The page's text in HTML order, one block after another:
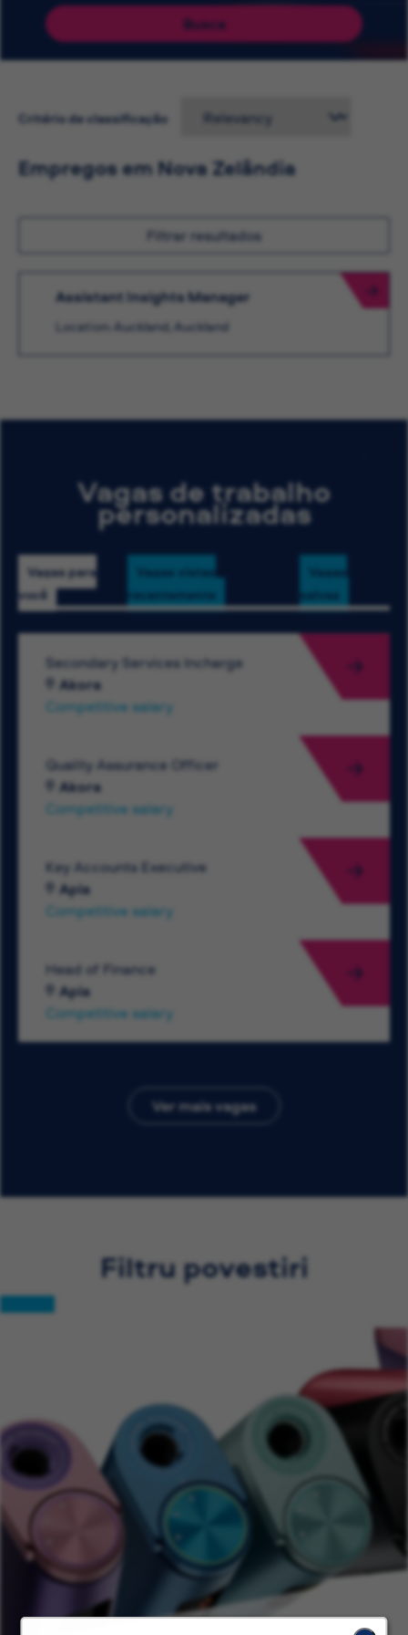
Busca
Critério de classificação
Empregos em Nova Zelândia
Filtrar resultados
Assistant Insights Manager
Location: Auckland, Auckland
Vagas de trabalho
personalizadas
Vagas para
você
Vagas vistas
recentemente
Vagas
salvas
Secondary Services Incharge
Akora
Competitive salary
Quality Assurance Officer
Akora
Competitive salary
Key Accounts Executive
Apia
Competitive salary
Head of Finance
Apia
Competitive salary
Ver mais vagas
Filtru povestiri